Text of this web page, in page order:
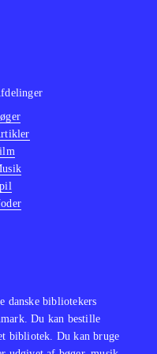
De
er
boss'er
er
dog
.
danske bibliotekers
Du kan bestille
bibliotek. Du kan bruge